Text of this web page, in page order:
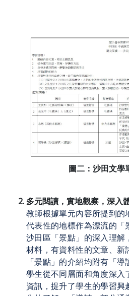
圖二：沙田文學
多元閱讀，實地觀察，深入
教師根據單元內容所提到
代表性的地標作為漂流的
沙田區「景點」的深入理
材料，有資料性的文章、新
「景點」的介紹均附有「
學生從不同層面和角度深入
資訊，提升了學生的學習